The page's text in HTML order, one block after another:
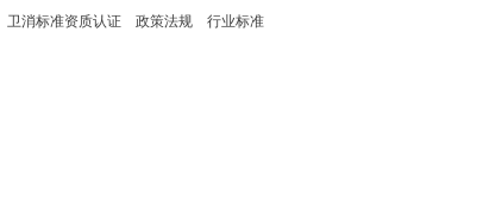
卫消标准资质认证 政策法规 行业标准